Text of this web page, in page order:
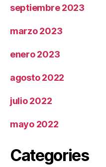
septiembre 2023
marzo 2023
enero 2023
agosto 2022
julio 2022
mayo 2022
Categories